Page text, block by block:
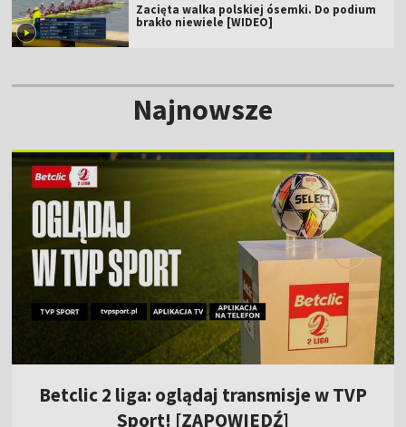
Zacięta walka polskiej ósemki. Do podium
brakło niewiele [WIDEO]
Najnowsze
Betclic 2 liga: oglądaj transmisje w TVP
Sport! [ZAPOWIEDŹ]